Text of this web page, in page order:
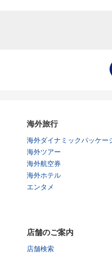
海外旅行
海外ダイナミックパッケー
海外ツアー
海外航空券
海外ホテル
エンタメ
店舗のご案内
店舗検索